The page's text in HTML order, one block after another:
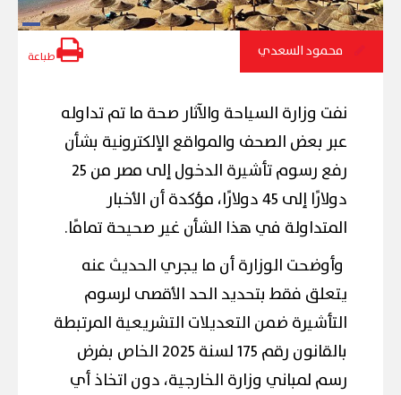
محمود السعدي طباعة
نفت وزارة السياحة والآثار صحة ما تم تداوله
عبر بعض الصحف والمواقع الإلكترونية بشأن
رفع رسوم تأشيرة الدخول إلى مصر من 25
دولارًا إلى 45 دولارًا، مؤكدة أن الأخبار
المتداولة في هذا الشأن غير صحيحة تمامًا.
وأوضحت الوزارة أن ما يجري الحديث عنه
يتعلق فقط بتحديد الحد الأقصى لرسوم
التأشيرة ضمن التعديلات التشريعية المرتبطة
بالقانون رقم 175 لسنة 2025 الخاص بفرض
رسم لمباني وزارة الخارجية، دون اتخاذ أي